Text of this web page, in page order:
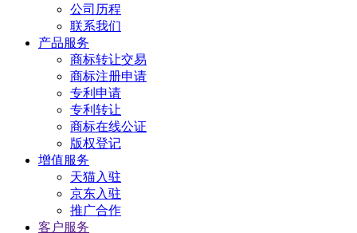
公司历程
联系我们
产品服务
商标转让交易
商标注册申请
专利申请
专利转让
商标在线公证
版权登记
增值服务
天猫入驻
京东入驻
推广合作
客户服务